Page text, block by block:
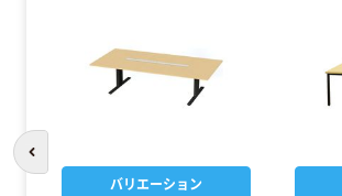
バリエーション
前のスライドへ